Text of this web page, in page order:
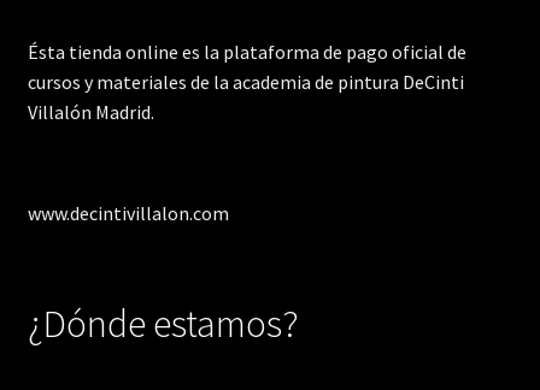
Ésta tienda online es la plataforma de pago oficial de
cursos y materiales de la academia de pintura DeCinti
Villalón Madrid.
www.decintivillalon.com
¿Dónde estamos?